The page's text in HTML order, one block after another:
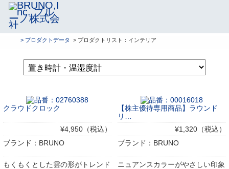
> プロダクトデータ > プロダクトリスト：インテリア
クラウドクロック
¥4,950（税込）
ブランド：BRUNO
もくもくとした雲の形がトレンド
【株主優待専用商品】ラウンド
リ…
¥1,320（税込）
ブランド：BRUNO
ニュアンスカラーがやさしい印象